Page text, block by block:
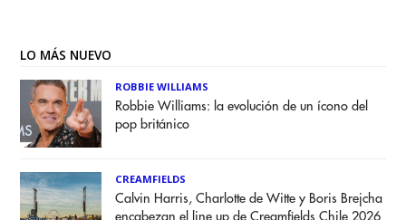
LO MÁS NUEVO
ROBBIE WILLIAMS
Robbie Williams: la evolución de un ícono del
pop británico
CREAMFIELDS
Calvin Harris, Charlotte de Witte y Boris Brejcha
encabezan el line up de Creamfields Chile 2026